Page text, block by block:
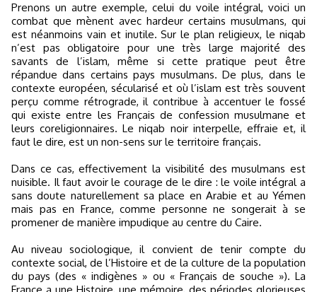
Prenons un autre exemple, celui du voile intégral, voici un
combat que mènent avec hardeur certains musulmans, qui
est néanmoins vain et inutile. Sur le plan religieux, le niqab
n’est pas obligatoire pour une très large majorité des
savants de l’islam, même si cette pratique peut être
répandue dans certains pays musulmans. De plus, dans le
contexte européen, sécularisé et où l’islam est très souvent
perçu comme rétrograde, il contribue à accentuer le fossé
qui existe entre les Français de confession musulmane et
leurs coreligionnaires. Le niqab noir interpelle, effraie et, il
faut le dire, est un non-sens sur le territoire français.
Dans ce cas, effectivement la visibilité des musulmans est
nuisible. Il faut avoir le courage de le dire : le voile intégral a
sans doute naturellement sa place en Arabie et au Yémen
mais pas en France, comme personne ne songerait à se
promener de manière impudique au centre du Caire.
Au niveau sociologique, il convient de tenir compte du
contexte social, de l’Histoire et de la culture de la population
du pays (des « indigènes » ou « Français de souche »). La